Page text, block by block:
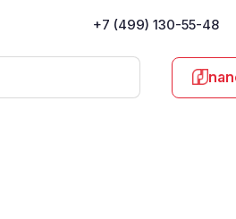
+7 (499) 130-55-48